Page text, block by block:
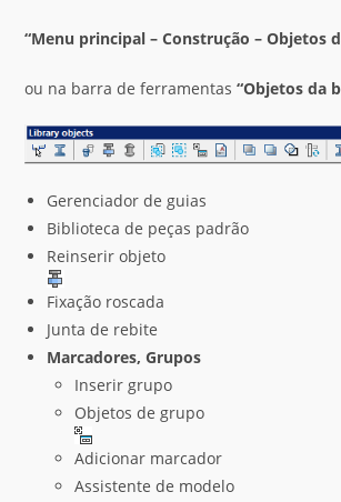
“Menu principal – Construção – Objetos
ou na barra de ferramentas“Objetos da
Gerenciador de guias
Biblioteca de peças padrão
Reinserir objeto
Fixação roscada
Junta de rebite
Marcadores, Grupos
Inserir grupo
Objetos de grupo
Adicionar marcador
Assistente de modelo